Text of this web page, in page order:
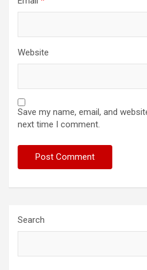
Website
Save my name, email, and
next time I comment.
Search